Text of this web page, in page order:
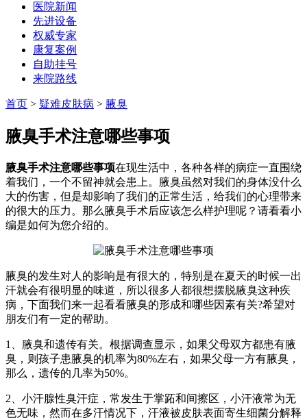
医院新闻
先进设备
权威专家
康复案例
自助挂号
来院路线
首页 > 疑难皮肤病 > 腋臭
腋臭手术注意哪些事项
腋臭手术注意哪些事项在现生活中，各种各样的病症一直围绕
着我们，一个不留神就会患上。腋臭虽然对我们的身体没什么
大的伤害，但是却影响了我们的正常生活，给我们的心理带来
的很大的压力。那么腋臭手术后应该怎么样护理呢？请看看小
编是如何为您介绍的。
腋臭的发生对人的影响是有很大的，特别是在夏天的时候一出
汗就会有很明显的味道，所以很多人都很想摆脱腋臭这种疾
病，下面我们来一起看看腋臭的形成和哪些因素有关?希望对
朋友们有一定的帮助。
1、腋臭和遗传有关。根据调查显示，如果父母双方都患有腋
臭，则孩子患腋臭的机率为80%左右，如果父母一方有腋臭，
那么，遗传的几率为50%。
2、小汗腺性臭汗症，常发生于掌跖和间擦区，小汗液常为无
色无味，然而在多汗情况下，汗液被皮肤表面寄生细菌分解释